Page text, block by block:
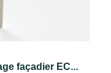
Cadres portique d’échafaudage façadier ECO 48